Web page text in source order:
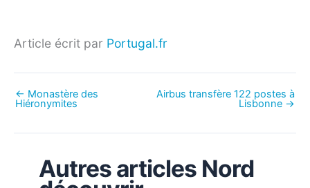
Article écrit par Portugal.fr
← Monastère des
Hiéronymites
Airbus transfère 122 postes à
Lisbonne →
Autres articles Nord